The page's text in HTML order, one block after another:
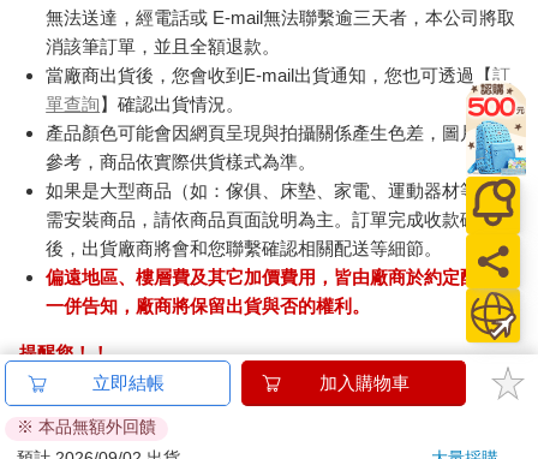
無法送達，經電話或 E-mail無法聯繫逾三天者，本公司將取
消該筆訂單，並且全額退款。
當廠商出貨後，您會收到E-mail出貨通知，您也可透過【訂
單查詢】確認出貨情況。
產品顏色可能會因網頁呈現與拍攝關係產生色差，圖片僅供
參考，商品依實際供貨樣式為準。
如果是大型商品（如：傢俱、床墊、家電、運動器材等）及
需安裝商品，請依商品頁面說明為主。訂單完成收款確認
後，出貨廠商將會和您聯繫確認相關配送等細節。
偏遠地區、樓層費及其它加價費用，皆由廠商於約定配送時
一併告知，廠商將保留出貨與否的權利。
提醒您！！
金石堂及銀行均不會請您操作ATM! 如接獲電話要求您前往
ATM提款機，請不要聽從指示，以免受騙上當！
立即結帳 加入購物車
※ 本品無額外回饋